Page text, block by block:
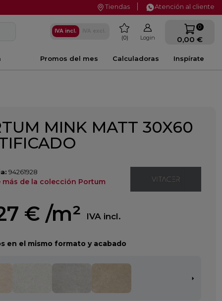
Tiendas Atención al cliente
IVA incl. favorite
0 Login
0
0,00 €
Inspírate
Calculadoras
Promos del mes
MINK MATT 30X60
94261928
más de la colección Portum
€ /m² IVA incl.
en el mismo formato y acabado